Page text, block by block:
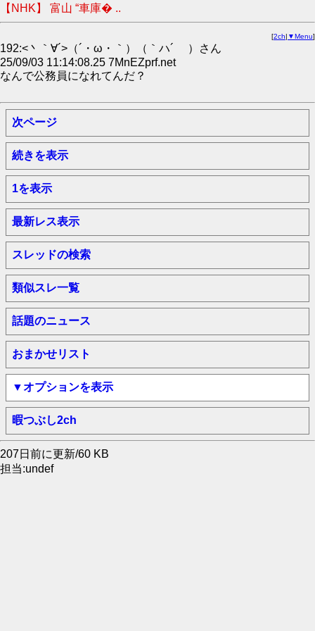
【NHK】 富山 “車庫� ..
[2ch| ▼Menu]
192:<丶｀∀´>（´・ω・｀）（｀ハ´ ）さん
25/09/03 11:14:08.25 7MnEZprf.net
なんで公務員になれてんだ？
次ページ
続きを表示
1を表示
最新レス表示
スレッドの検索
類似スレ一覧
話題のニュース
おまかせリスト
▼オプションを表示
暇つぶし2ch
207日前に更新/60 KB
担当:undef